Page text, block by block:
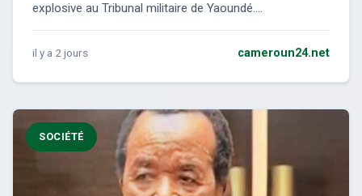
explosive au Tribunal militaire de Yaoundé....
il y a 2 jours cameroun24.net
SOCIÉTÉ